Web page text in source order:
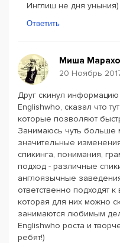
Инглиш не дня уныния)
Ответить
Миша
20 Ноябрь
Друг скинул
Englishwho, сказал что
которые позволяют
Занимаюсь чуть больше
значительные
спикинга, понимания,
подход - различные
англоязычные
ответственно подходят
которая для них можно
занимаются любимым
Englishwho роста и
ребят!)